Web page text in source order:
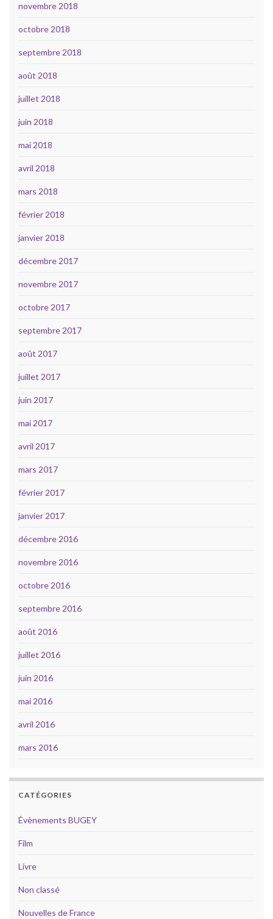
novembre 2018
octobre 2018
septembre 2018
août 2018
juillet 2018
juin 2018
mai 2018
avril 2018
mars 2018
février 2018
janvier 2018
décembre 2017
novembre 2017
octobre 2017
septembre 2017
août 2017
juillet 2017
juin 2017
mai 2017
avril 2017
mars 2017
février 2017
janvier 2017
décembre 2016
novembre 2016
octobre 2016
septembre 2016
août 2016
juillet 2016
juin 2016
mai 2016
avril 2016
mars 2016
CATÉGORIES
Évènements BUGEY
Film
Livre
Non classé
Nouvelles de France